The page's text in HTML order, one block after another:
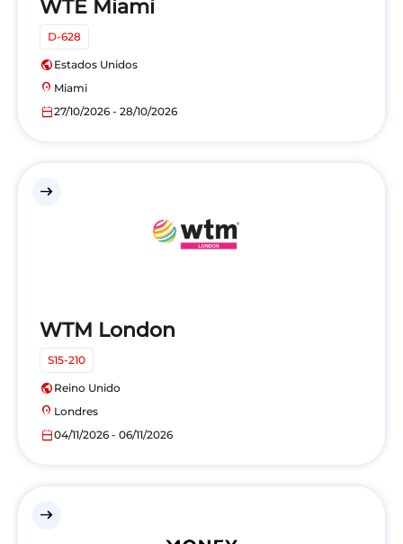
WTE Miami
D-628
public Estados Unidos
location_on Miami
calendar_today27/10/2026 - 28/10/2026
east
WTM London
S15-210
public Reino Unido
location_on Londres
calendar_today04/11/2026 - 06/11/2026
east